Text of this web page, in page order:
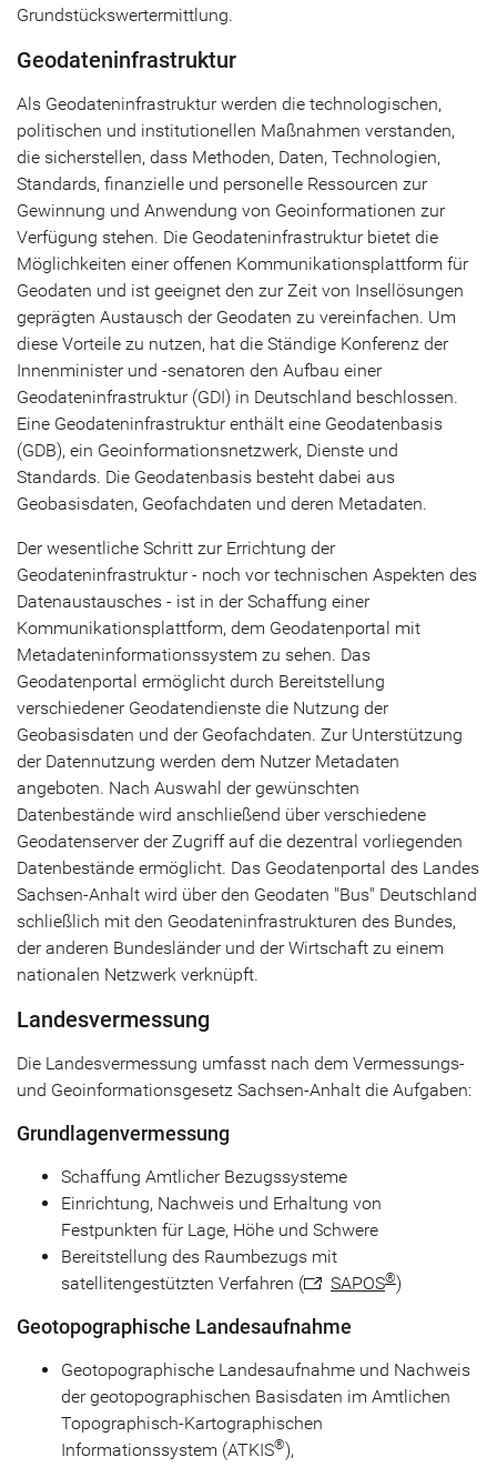
Grundstückswertermittlung.
Geodateninfrastruktur
Als Geodateninfrastruktur werden die technologischen,
politischen und institutionellen Maßnahmen verstanden,
die sicherstellen, dass Methoden, Daten, Technologien,
Standards, finanzielle und personelle Ressourcen zur
Gewinnung und Anwendung von Geoinformationen zur
Verfügung stehen. Die Geodateninfrastruktur bietet die
Möglichkeiten einer offenen Kommunikationsplattform für
Geodaten und ist geeignet den zur Zeit von Insellösungen
geprägten Austausch der Geodaten zu vereinfachen. Um
diese Vorteile zu nutzen, hat die Ständige Konferenz der
Innenminister und -senatoren den Aufbau einer
Geodateninfrastruktur (GDI) in Deutschland beschlossen.
Eine Geodateninfrastruktur enthält eine Geodatenbasis
(GDB), ein Geoinformationsnetzwerk, Dienste und
Standards. Die Geodatenbasis besteht dabei aus
Geobasisdaten, Geofachdaten und deren Metadaten.
Der wesentliche Schritt zur Errichtung der
Geodateninfrastruktur - noch vor technischen Aspekten des
Datenaustausches - ist in der Schaffung einer
Kommunikationsplattform, dem Geodatenportal mit
Metadateninformationssystem zu sehen. Das
Geodatenportal ermöglicht durch Bereitstellung
verschiedener Geodatendienste die Nutzung der
Geobasisdaten und der Geofachdaten. Zur Unterstützung
der Datennutzung werden dem Nutzer Metadaten
angeboten. Nach Auswahl der gewünschten
Datenbestände wird anschließend über verschiedene
Geodatenserver der Zugriff auf die dezentral vorliegenden
Datenbestände ermöglicht. Das Geodatenportal des Landes
Sachsen-Anhalt wird über den Geodaten "Bus" Deutschland
schließlich mit den Geodateninfrastrukturen des Bundes,
der anderen Bundesländer und der Wirtschaft zu einem
nationalen Netzwerk verknüpft.
Landesvermessung
Die Landesvermessung umfasst nach dem Vermessungs-
und Geoinformationsgesetz Sachsen-Anhalt die Aufgaben:
Grundlagenvermessung
Schaffung Amtlicher Bezugssysteme
Einrichtung, Nachweis und Erhaltung von
Festpunkten für Lage, Höhe und Schwere
Bereitstellung des Raumbezugs mit
satellitengestützten Verfahren (
SAPOS®)
Geotopographische Landesaufnahme
Geotopographische Landesaufnahme und Nachweis
der geotopographischen Basisdaten im Amtlichen
Topographisch-Kartographischen
Informationssystem (ATKIS®),